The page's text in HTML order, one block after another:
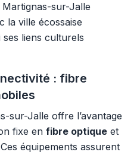
sur-Jalle
la ville écossaise
liens culturels
: fibre
sur-Jalle offre l’avantage
fixe en fibre optique et
équipements assurent